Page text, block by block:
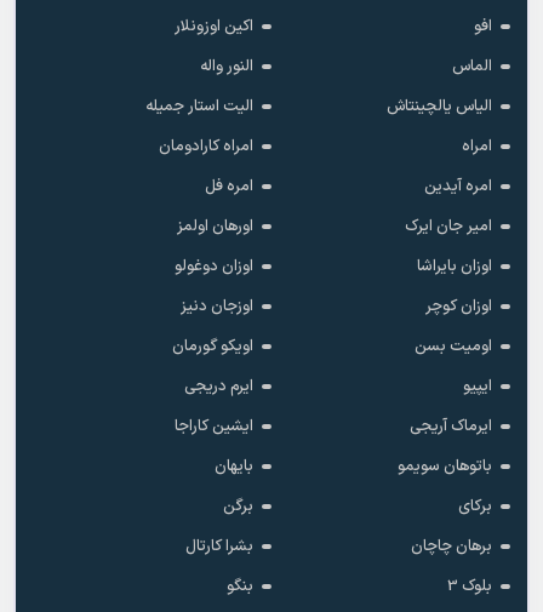
افو
اکین اوزونلار
الماس
النور واله
الیاس یالچینتاش
الیت استار جمیله
امراه
امراه کارادومان
امره آیدین
امره فل
امیر جان ایرک
اورهان اولمز
اوزان بایراشا
اوزان دوغولو
اوزان کوچر
اوزجان دنیز
اومیت بسن
اویکو گورمان
ایپیو
ایرم دریجی
ایرماک آریجی
ایشین کاراجا
باتوهان سویمو
بایهان
برکای
برگن
برهان چاچان
بشرا کارتال
بلوک 3
بنگو